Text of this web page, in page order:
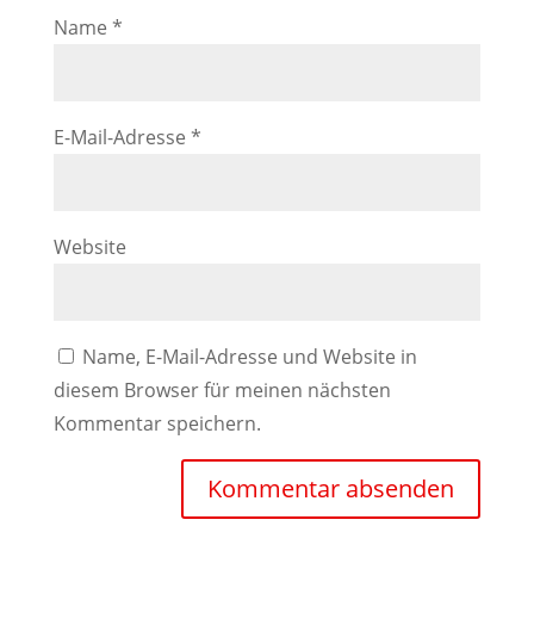
Name *
E-Mail-Adresse *
Website
Name, E-Mail-Adresse und Website in
diesem Browser für meinen nächsten
Kommentar speichern.